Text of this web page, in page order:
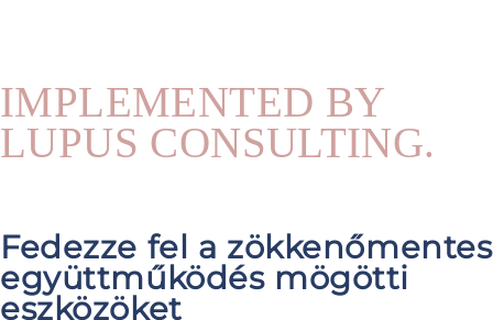
IMPLEMENTED BY
LUPUS CONSULTING.
Fedezze fel a zökkenőmentes
együttműködés mögötti
eszközöket